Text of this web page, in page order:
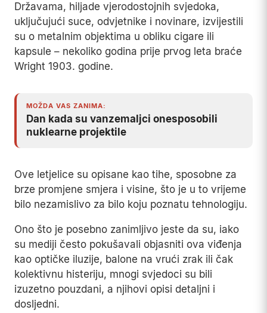
Državama, hiljade vjerodostojnih svjedoka,
uključujući suce, odvjetnike i novinare, izvijestili
su o metalnim objektima u obliku cigare ili
kapsule – nekoliko godina prije prvog leta braće
Wright 1903. godine.
MOŽDA VAS ZANIMA:
Dan kada su vanzemaljci onesposobili
nuklearne projektile
Ove letjelice su opisane kao tihe, sposobne za
brze promjene smjera i visine, što je u to vrijeme
bilo nezamislivo za bilo koju poznatu tehnologiju.
Ono što je posebno zanimljivo jeste da su, iako
su mediji često pokušavali objasniti ova viđenja
kao optičke iluzije, balone na vrući zrak ili čak
kolektivnu histeriju, mnogi svjedoci su bili
izuzetno pouzdani, a njihovi opisi detaljni i
dosljedni.